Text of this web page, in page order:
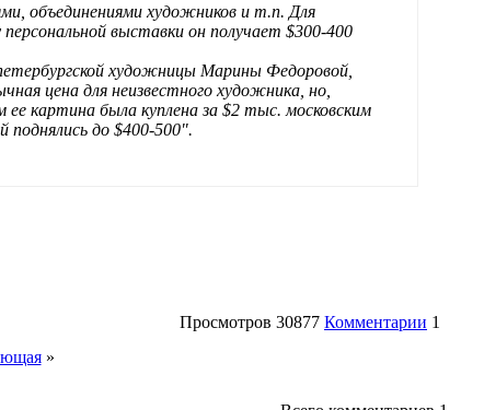
объединениями художников и т.п. Для
выставки он получает $300-400
художницы Марины Федоровой,
цена для неизвестного художника, но,
картина была куплена за $2 тыс. московским
до $400-500".
Просмотров 30877 Комментарии 1
»